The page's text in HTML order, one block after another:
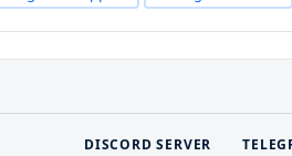
DISCORD SERVER